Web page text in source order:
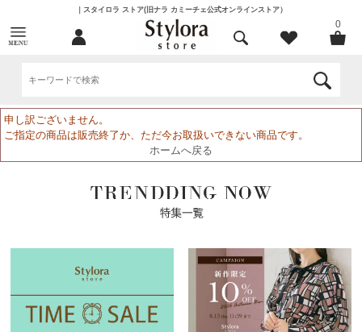
｜スタイロラ ストア(旧ナラ カミーチェ公式オンラインストア）
0
申し訳ございません。
ご指定の商品は販売終了か、ただ今お取扱いできない商品です。
ホームへ戻る